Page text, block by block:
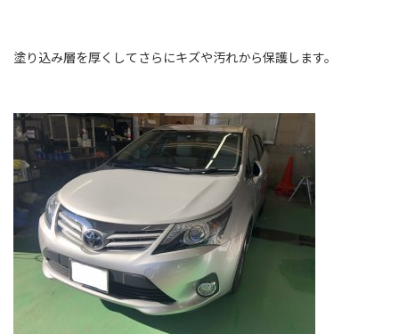
塗り込み層を厚くしてさらにキズや汚れから保護します。